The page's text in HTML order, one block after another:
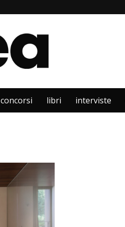
concorsi libri interviste